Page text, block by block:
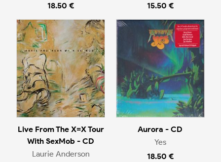
18.50 €
15.50 €
Live From The X=X Tour
With SexMob - CD
Laurie Anderson
Aurora - CD
Yes
18.50 €